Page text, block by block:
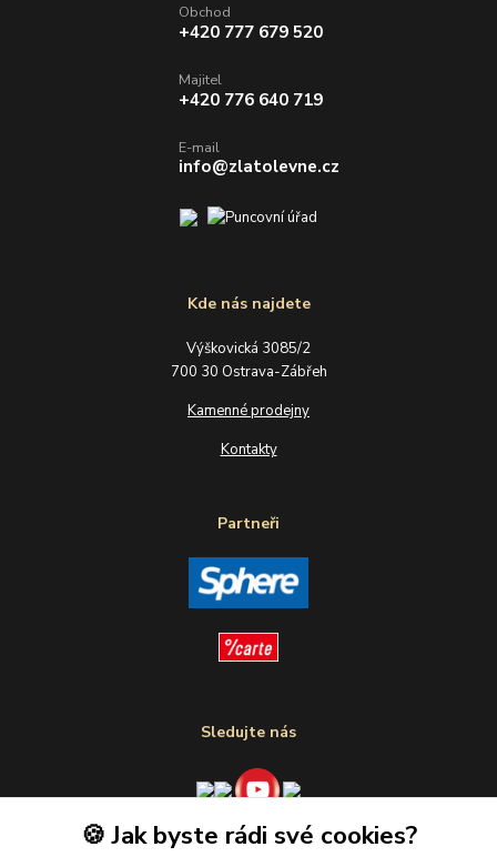
Kde nás najdete
Výškovická 3085/2
700 30 Ostrava-Zábřeh
Kamenné prodejny
Kontakty
Partneři
Sledujte nás
Obchod
+420 777 679 520
Majitel
+420 776 640 719
E-mail
info@zlatolevne.cz
🍪 Jak byste rádi své cookies?